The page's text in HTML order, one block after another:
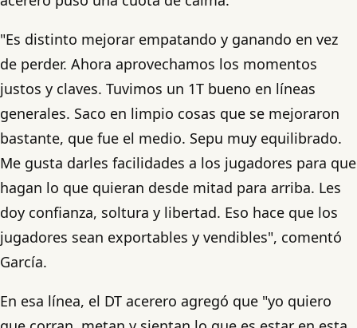
"Es distinto mejorar empatando y ganando en vez
de perder. Ahora aprovechamos los momentos
justos y claves. Tuvimos un 1T bueno en líneas
generales. Saco en limpio cosas que se mejoraron
bastante, que fue el medio. Sepu muy equilibrado.
Me gusta darles facilidades a los jugadores para que
hagan lo que quieran desde mitad para arriba. Les
doy confianza, soltura y libertad. Eso hace que los
jugadores sean exportables y vendibles", comentó
García.
En esa línea, el DT acerero agregó que "yo quiero